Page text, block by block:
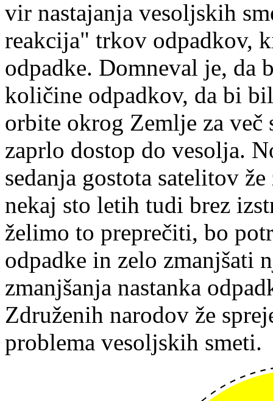
vir nastajanja vesoljskih
reakcija" trkov odpadkov,
odpadke. Domneval je, da
količine odpadkov, da bi
orbite okrog Zemlje za
zaprlo dostop do vesolja.
sedanja gostota satelitov
nekaj sto letih tudi brez
želimo to preprečiti, bo
odpadke in zelo zmanjšati
zmanjšanja nastanka
Združenih narodov že
problema vesoljskih smeti.